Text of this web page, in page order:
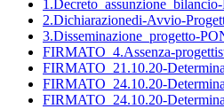
2.Dichiarazionedi-Avvio-
3.Disseminazione_progetto-
FIRMATO_4.Assenza-
FIRMATO_21.10.20-
FIRMATO_24.10.20-
FIRMATO_24.10.20-